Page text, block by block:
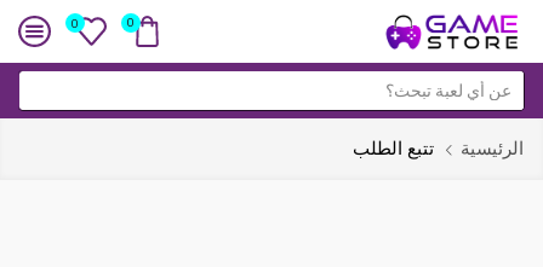
0
0
البحث
الرئيسية تتبع الطلب